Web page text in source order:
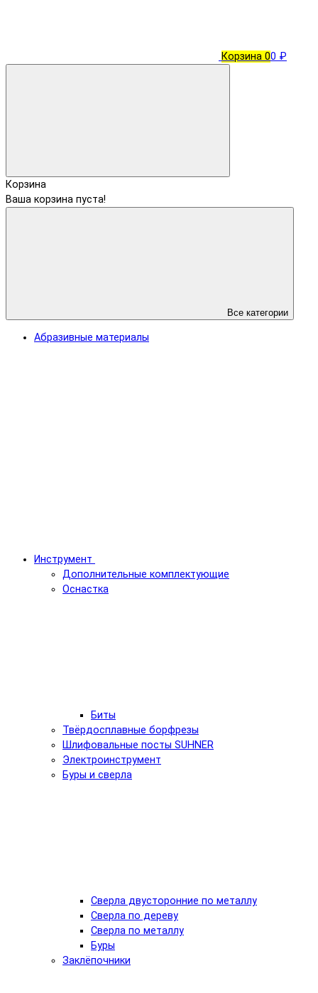
Корзина 00 ₽
Корзина
Ваша корзина пуста!
Все категории
Абразивные материалы
Инструмент
Дополнительные комплектующие
Оснастка
Биты
Твёрдосплавные борфрезы
Шлифовальные посты SUHNER
Электроинструмент
Буры и сверла
Сверла двусторонние по металлу
Сверла по дереву
Сверла по металлу
Буры
Заклёпочники